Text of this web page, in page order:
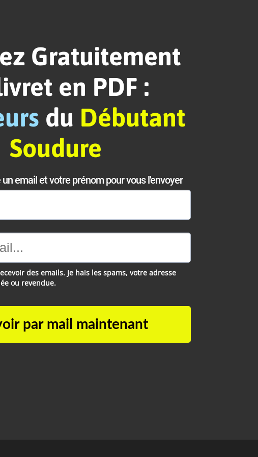
Gratuitement
en PDF :
du Débutant
Soudure
email et votre prénom pour vous l'envoyer
des emails. Je hais les spams, votre adresse
ou revendue.
par mail maintenant